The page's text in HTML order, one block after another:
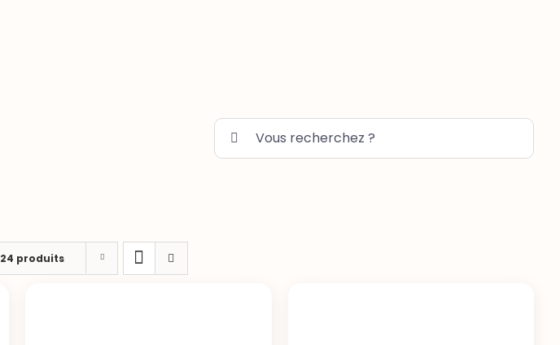
Rechercher:
24 produits